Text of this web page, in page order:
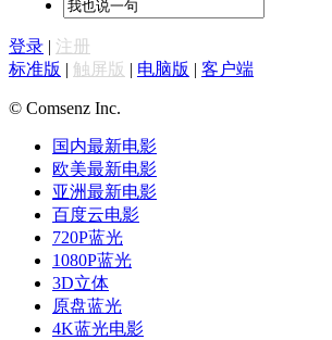
登录 | 注册
标准版 | 触屏版 | 电脑版 | 客户端
© Comsenz Inc.
国内最新电影
欧美最新电影
亚洲最新电影
百度云电影
720P蓝光
1080P蓝光
3D立体
原盘蓝光
4K蓝光电影